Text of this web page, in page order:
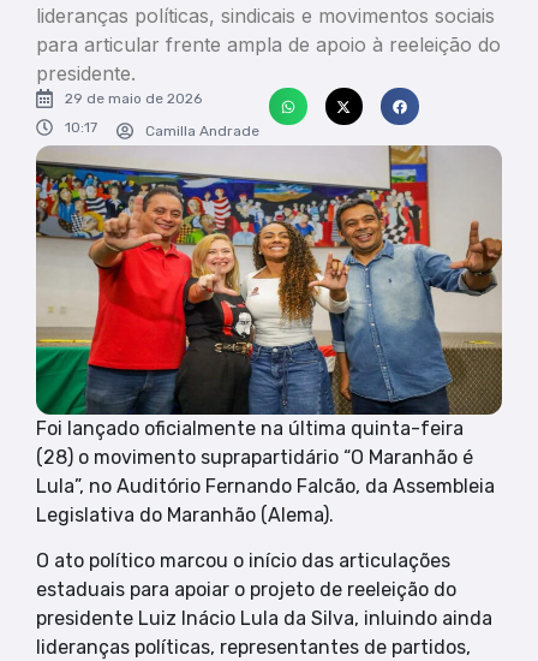
lideranças políticas, sindicais e movimentos sociais
para articular frente ampla de apoio à reeleição do
presidente.
29 de maio de 2026
10:17
Camilla Andrade
Foi lançado oficialmente na última quinta-feira
(28) o movimento suprapartidário “O Maranhão é
Lula”, no Auditório Fernando Falcão, da Assembleia
Legislativa do Maranhão (Alema).
O ato político marcou o início das articulações
estaduais para apoiar o projeto de reeleição do
presidente Luiz Inácio Lula da Silva, inluindo ainda
lideranças políticas, representantes de partidos,